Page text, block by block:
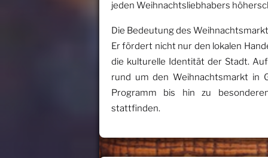
jeden Weihnachtsliebhabers
Die Bedeutung des
Er fördert nicht nur den lokalen
die kulturelle Identität der Stadt.
rund um den Weihnachtsmarkt in
Programm bis hin zu
stattfinden.